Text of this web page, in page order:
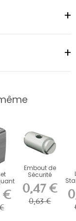
kg
€
Embout de
Sécurité
Artiteq pour
Fils et...
0,47 €
0,63 €